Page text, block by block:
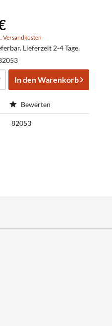
Versandkosten
Lieferzeit 2-4 Tage.
In denWarenkorb
Bewerten
82053